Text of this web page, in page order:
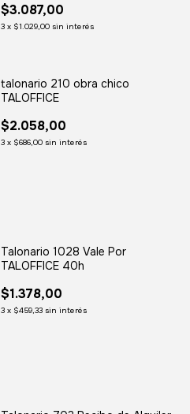
$3.087,00
3 x $1.029,00 sin interés
talonario 210 obra chico
TALOFFICE
$2.058,00
3 x $686,00 sin interés
Talonario 1028 Vale Por
TALOFFICE 40h
$1.378,00
3 x $459,33 sin interés